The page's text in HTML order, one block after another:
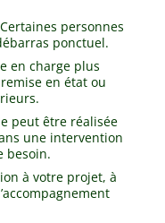
personnes
ponctuel.
en charge plus
en état ou
peut être réalisée
une intervention
besoin.
à votre projet, à